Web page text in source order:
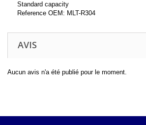
Standard capacity
Reference OEM: MLT-R304
AVIS
Aucun avis n'a été publié pour le moment.